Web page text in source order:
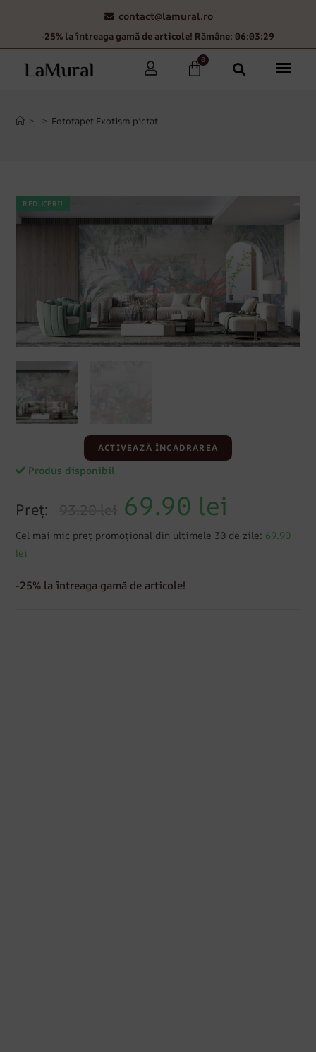
contact@lamural.ro
-25% la întreaga gamă de articole! Rămâne: 06:03:28
0
> > Fototapet Exotism pictat
REDUCERI!
ACTIVEAZĂ ÎNCADRAREA
Produs disponibil
Preț: 93.20 lei 69.90 lei
Cel mai mic preț promoțional din ultimele 30 de zile: 69.90
lei
-25% la întreaga gamă de articole!